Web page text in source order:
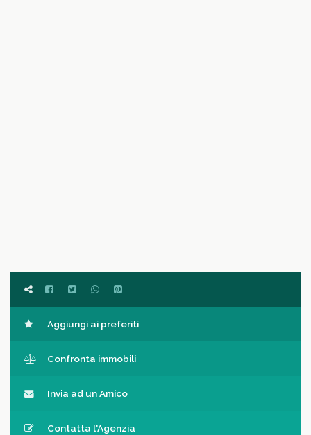
Aggiungi ai preferiti
Confronta immobili
Invia ad un Amico
Contatta l'Agenzia